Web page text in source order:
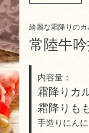
綺麗な霜降りの
常陸牛
内容量：
霜降りカ
霜降りも
手造りにん